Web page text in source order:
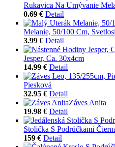
Rukavica Na Umývanie
0.69 € Detail
Melanie, 50/100 Cm,
3.99 € Detail
Jesper, Ca. 30x4cm
14.99 € Detail
Piesková
32.95 € Detail
Záves Anita
19.98 € Detail
Stolička S Podrúčkami
159 € Detail